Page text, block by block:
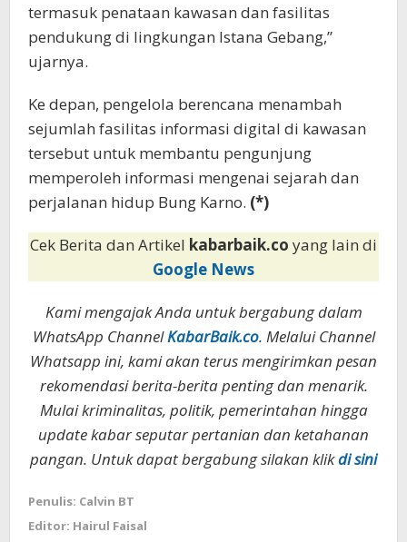
termasuk penataan kawasan dan fasilitas
pendukung di lingkungan Istana Gebang,”
ujarnya.
Ke depan, pengelola berencana menambah
sejumlah fasilitas informasi digital di kawasan
tersebut untuk membantu pengunjung
memperoleh informasi mengenai sejarah dan
perjalanan hidup Bung Karno. (*)
Cek Berita dan Artikel kabarbaik.co yang lain di
Google News
Kami mengajak Anda untuk bergabung dalam
WhatsApp ChannelKabarBaik.co. Melalui Channel
Whatsapp ini, kami akan terus mengirimkan pesan
rekomendasi berita-berita penting dan menarik.
Mulai kriminalitas, politik, pemerintahan hingga
update kabar seputar pertanian dan ketahanan
pangan. Untuk dapat bergabung silakan klikdi sini
Penulis: Calvin BT
Editor: Hairul Faisal